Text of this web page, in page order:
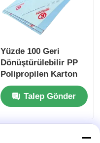
Yüzde 100 Geri
Dönüştürülebilir PP
Polipropilen Karton
Çok yönlü Plastik
Yaprak Paketleme
Yapımcılığı ve Üretim
Talep Gönder